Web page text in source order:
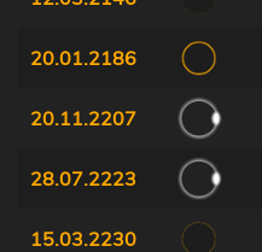
20.01.2186
20.11.2207
28.07.2223
15.03.2230